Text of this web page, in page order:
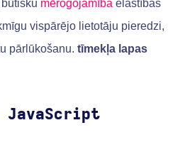
mērogojamība elastības
vispārējo lietotāju pieredzi,
pārlūkošanu. tīmekļa lapas
JavaScript